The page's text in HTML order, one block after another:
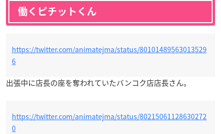
働くピチットくん
https://twitter.com/animatejma/status/80101489563013529
6
出張中に店長の座を奪われていたバンコク店店長さん。
https://twitter.com/animatejma/status/80215061128630272
0